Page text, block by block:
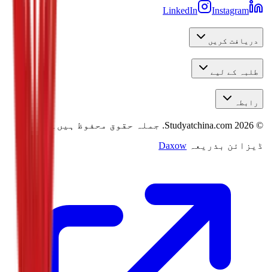
LinkedIn Instagram
دریافت کریں
طلبہ کے لیے
رابطہ
©
2026
جملہ حقوق محفوظ ہیں۔
ڈیزائن بذریعہ
Daxow